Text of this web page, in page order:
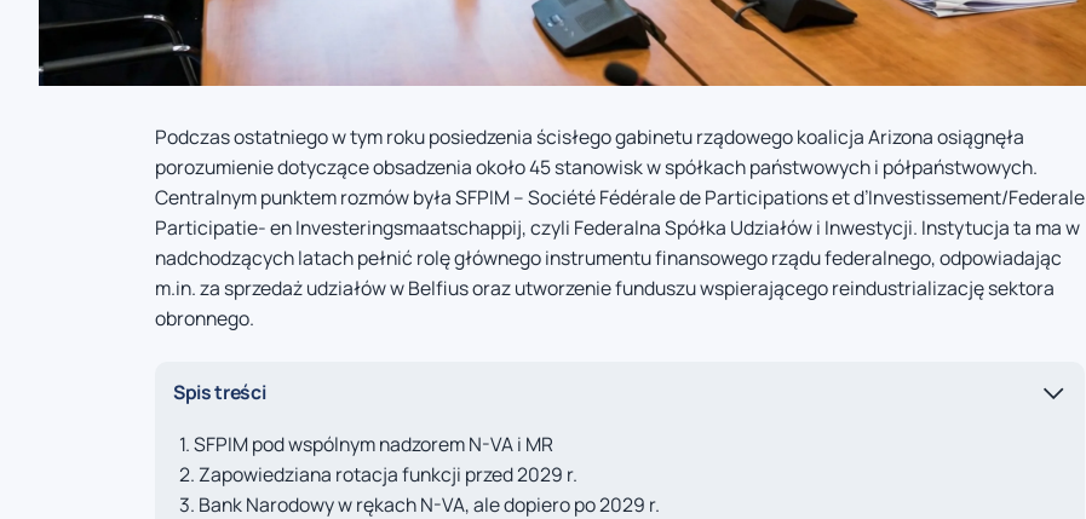
Podczas ostatniego w tym roku posiedzenia ścisłego gabinetu rządowego koalicja Arizona osiągnęła
porozumienie dotyczące obsadzenia około 45 stanowisk w spółkach państwowych i półpaństwowych.
Centralnym punktem rozmów była SFPIM – Société Fédérale de Participations et d’Investissement/Federale
Participatie- en Investeringsmaatschappij, czyli Federalna Spółka Udziałów i Inwestycji. Instytucja ta ma w
nadchodzących latach pełnić rolę głównego instrumentu finansowego rządu federalnego, odpowiadając
m.in. za sprzedaż udziałów w Belfius oraz utworzenie funduszu wspierającego reindustrializację sektora
obronnego.
Spis treści
SFPIM pod wspólnym nadzorem N-VA i MR
Zapowiedziana rotacja funkcji przed 2029 r.
Bank Narodowy w rękach N-VA, ale dopiero po 2029 r.